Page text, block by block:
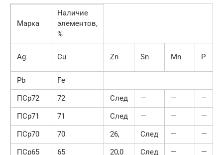
Марка
Наличие
элементов,
%
Ag Cu Zn Sn Mn P
Pb
Fe
ПСр72
72 След — —
—
ПСр71
71 След — —
—
ПСр70
70 26, След —
—
ПСр65
65 20,0 След —
—